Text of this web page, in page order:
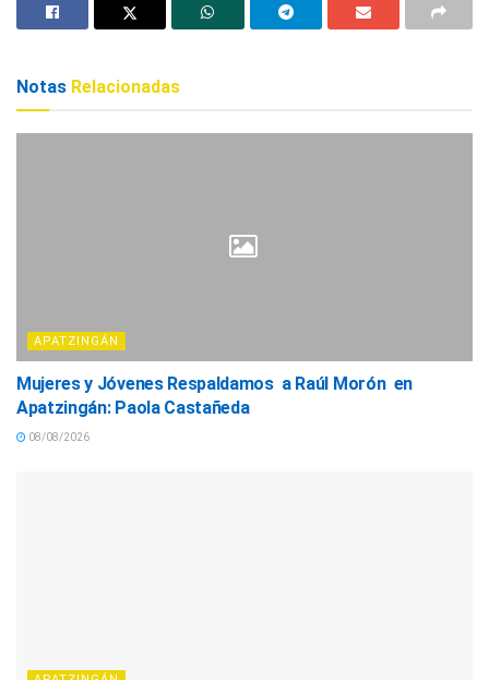
Notas Relacionadas
APATZINGÁN
Mujeres y Jóvenes Respaldamos a Raúl Morón en
Apatzingán: Paola Castañeda
08/08/2026